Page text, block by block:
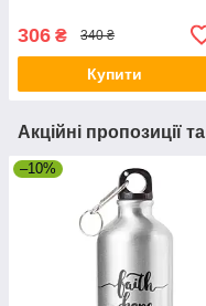
306 ₴ 340 ₴
Купити
Акційні пропозиції
–10%